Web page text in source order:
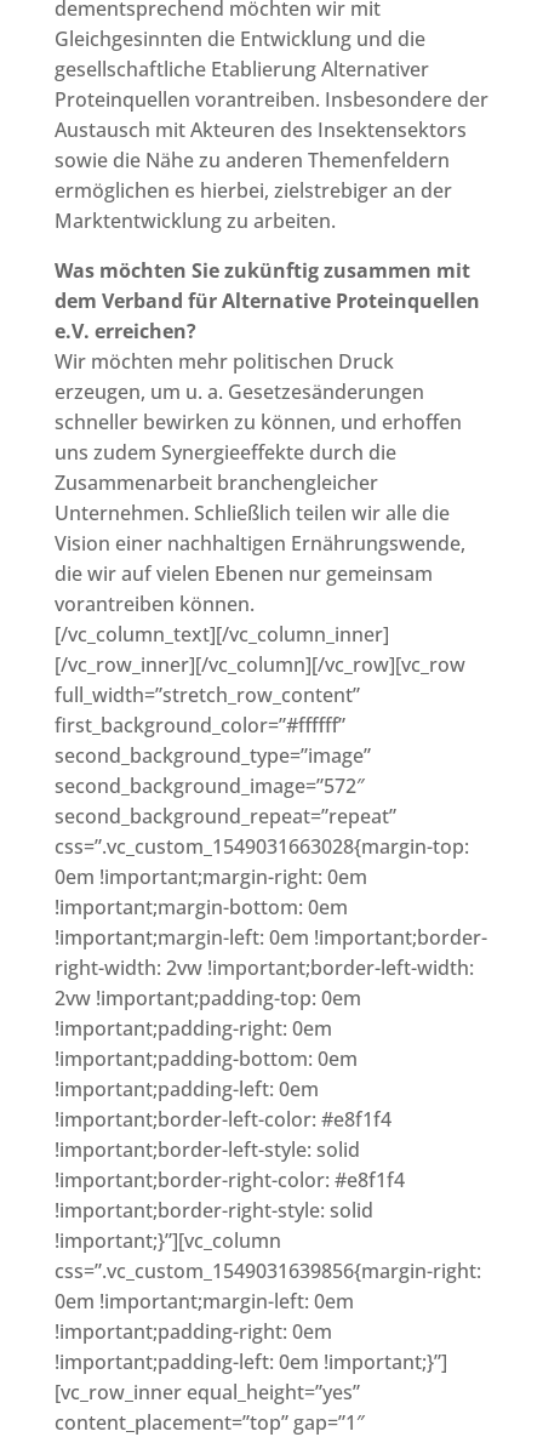
dementsprechend möchten wir mit
Gleichgesinnten die Entwicklung und die
gesellschaftliche Etablierung Alternativer
Proteinquellen vorantreiben. Insbesondere der
Austausch mit Akteuren des Insektensektors
sowie die Nähe zu anderen Themenfeldern
ermöglichen es hierbei, zielstrebiger an der
Marktentwicklung zu arbeiten.
Was möchten Sie zukünftig zusammen mit
dem Verband für Alternative Proteinquellen
e.V. erreichen?
Wir möchten mehr politischen Druck
erzeugen, um u. a. Gesetzesänderungen
schneller bewirken zu können, und erhoffen
uns zudem Synergieeffekte durch die
Zusammenarbeit branchengleicher
Unternehmen. Schließlich teilen wir alle die
Vision einer nachhaltigen Ernährungswende,
die wir auf vielen Ebenen nur gemeinsam
vorantreiben können.
[/vc_column_text][/vc_column_inner]
[/vc_row_inner][/vc_column][/vc_row][vc_row
full_width=”stretch_row_content”
first_background_color=”#ffffff”
second_background_type=”image”
second_background_image=”572″
second_background_repeat=”repeat”
css=”.vc_custom_1549031663028{margin-top:
0em !important;margin-right: 0em
!important;margin-bottom: 0em
!important;margin-left: 0em !important;border-
right-width: 2vw !important;border-left-width:
2vw !important;padding-top: 0em
!important;padding-right: 0em
!important;padding-bottom: 0em
!important;padding-left: 0em
!important;border-left-color: #e8f1f4
!important;border-left-style: solid
!important;border-right-color: #e8f1f4
!important;border-right-style: solid
!important;}”][vc_column
css=”.vc_custom_1549031639856{margin-right:
0em !important;margin-left: 0em
!important;padding-right: 0em
!important;padding-left: 0em !important;}”]
[vc_row_inner equal_height=”yes”
content_placement=”top” gap=”1″